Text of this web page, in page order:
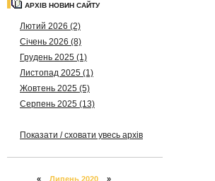
АРХІВ НОВИН САЙТУ
Лютий 2026 (2)
Січень 2026 (8)
Грудень 2025 (1)
Листопад 2025 (1)
Жовтень 2025 (5)
Серпень 2025 (13)
Показати / сховати увесь архів
« Липень 2020 »